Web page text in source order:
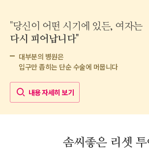
"당신이 어떤 시기에 있든, 여자는
다시 피어납니다"
대부분의 병원은
입구만 좁히는 단순 수술에 머뭅니다
내용 자세히 보기
이제는 '치유'라는 이름으로 돌려드
윤호주 박사
솜씨좋은 리셋 투